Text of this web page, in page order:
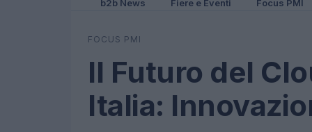
b2b News Fiere e Eventi Focus PMI
FOCUS PMI
Il Futuro del
Italia: